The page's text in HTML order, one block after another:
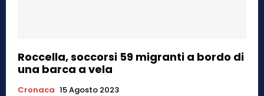
Roccella, soccorsi 59 migranti a bordo di
una barca a vela
Cronaca 15 Agosto 2023